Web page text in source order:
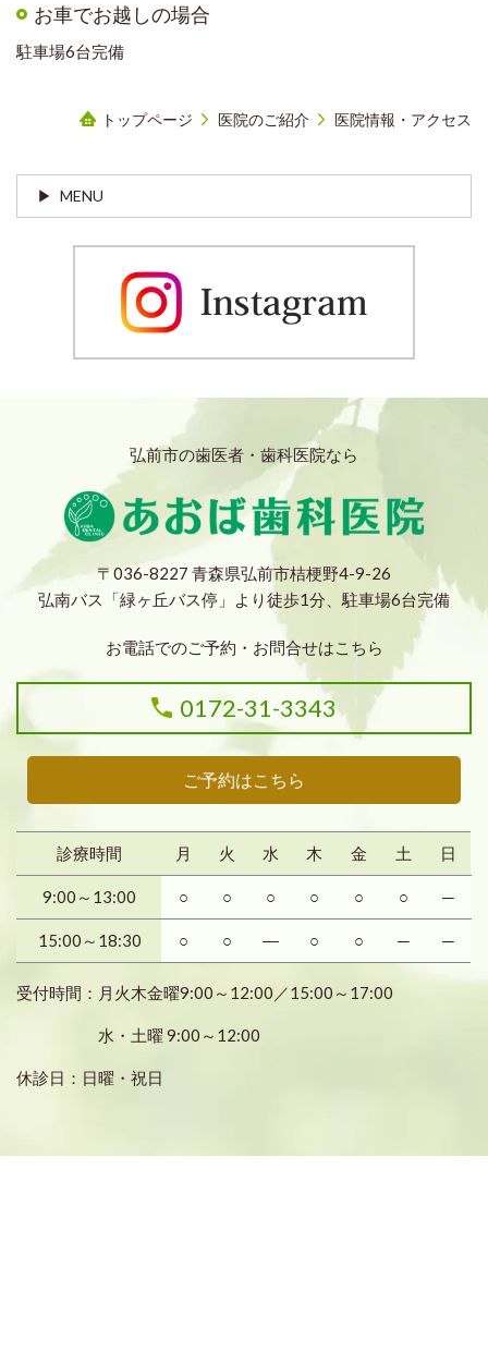
お車でお越しの場合
駐車場6台完備
トップページ 医院のご紹介 医院情報・アクセス
MENU
弘前市の歯医者・歯科医院なら
〒036-8227 青森県弘前市桔梗野4-9-26
弘南バス「緑ヶ丘バス停」より徒歩1分、駐車場6台完備
お電話でのご予約・お問合せはこちら
0172-31-3343
ご予約はこちら
診療時間 月 火 水 木 金 土 日
9:00～13:00 ○ ○ ○ ○ ○ ○ ─
15:00～18:30 ○ ○ ― ○ ○ ─ ─
受付時間：月火木金曜9:00～12:00／15:00～17:00
水・土曜 9:00～12:00
休診日：日曜・祝日